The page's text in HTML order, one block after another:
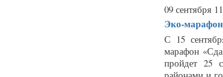
09 сентября
Эко-марафон
С 15
марафон
пройдет 25